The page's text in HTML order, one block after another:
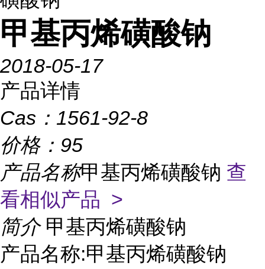
甲基丙烯磺酸钠
2018-05-17
产品详情
Cas： 1561-92-8
价格： 95
产品名称甲基丙烯磺酸钠 查
看相似产品 >
简介 甲基丙烯磺酸钠
产品名称:甲基丙烯磺酸钠